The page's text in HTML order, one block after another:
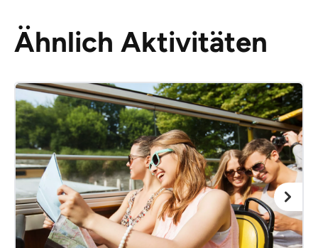
Ähnlich Aktivitäten